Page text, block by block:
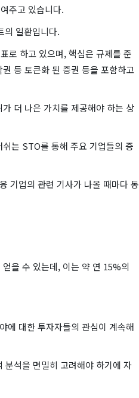
주고 있습니다.
의 일환입니다.
로 하고 있으며, 핵심은 규제를 준
등 토큰화 된 증권 등을 포함하고
더 나은 가치를 제공해야 하는 상
는 STO를 통해 주요 기업들의 증
기업의 관련 기사가 나올 때마다 동
을 수 있는데, 이는 약 연 15%의
에 대한 투자자들의 관심이 계속해
분석을 면밀히 고려해야 하기에 자